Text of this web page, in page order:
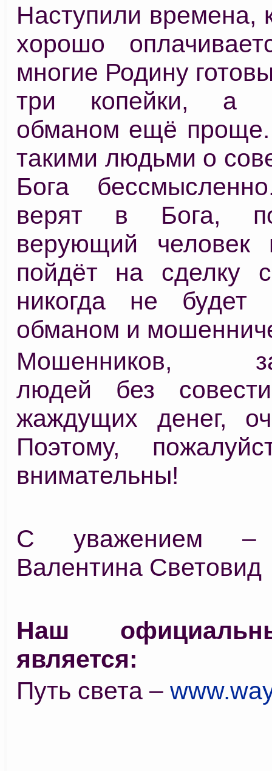
Наступили времена,
хорошо
многие Родину
три копейки, а
обманом ещё проще.
такими людьми о
Бога
верят в Бога,
верующий человек
пойдёт на сделку
никогда не будет
обманом и
Мошенников,
людей без
жаждущих денег,
Поэтому,
внимательны!
С уважением
Валентина Световид
Наш
является:
Путь света –